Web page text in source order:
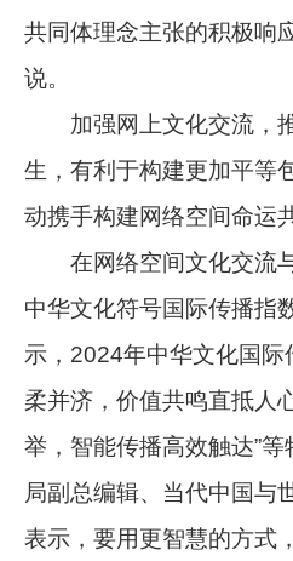
共同体理念主张的积极响
说。
加强网上文化交流，
生，有利于构建更加平等
动携手构建网络空间命运
在网络空间文化交流
中华文化符号国际传播指
示，2024年中华文化国际
柔并济，价值共鸣直抵人
举，智能传播高效触达”
局副总编辑、当代中国与
表示，要用更智慧的方式